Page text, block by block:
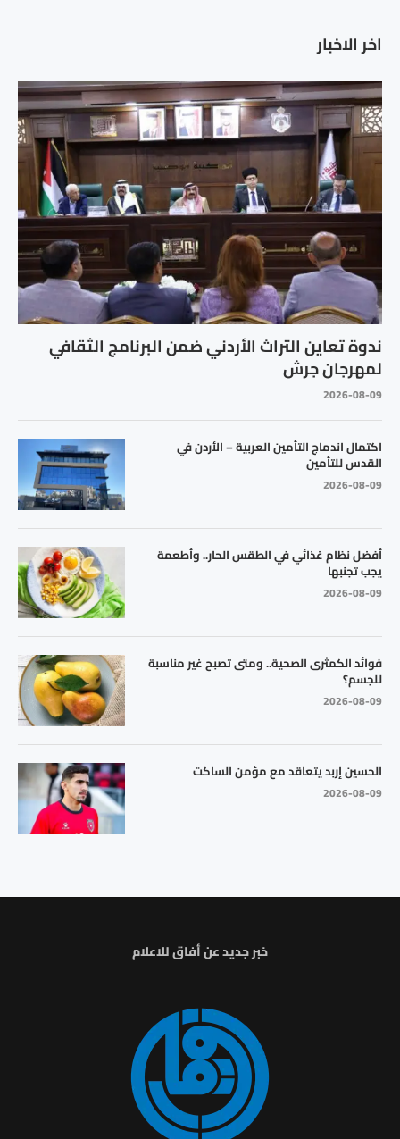
اخر الاخبار
ندوة تعاين التراث الأردني ضمن البرنامج الثقافي
لمهرجان جرش
2026-08-09
اكتمال اندماج التأمين العربية – الأردن في
القدس للتأمين
2026-08-09
أفضل نظام غذائي في الطقس الحار.. وأطعمة
يجب تجنبها
2026-08-09
فوائد الكمثرى الصحية.. ومتى تصبح غير مناسبة
للجسم؟
2026-08-09
الحسين إربد يتعاقد مع مؤمن الساكت
2026-08-09
خبر جديد عن أفاق للاعلام